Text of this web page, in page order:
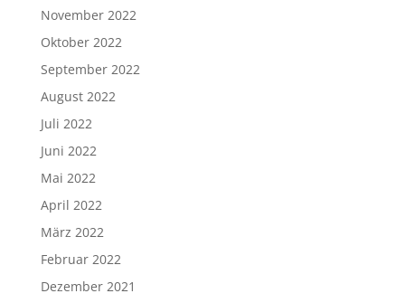
November 2022
Oktober 2022
September 2022
August 2022
Juli 2022
Juni 2022
Mai 2022
April 2022
März 2022
Februar 2022
Dezember 2021